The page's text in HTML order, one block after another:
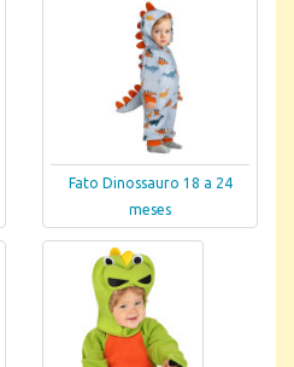
Fato Dinossauro 18 a 24
meses